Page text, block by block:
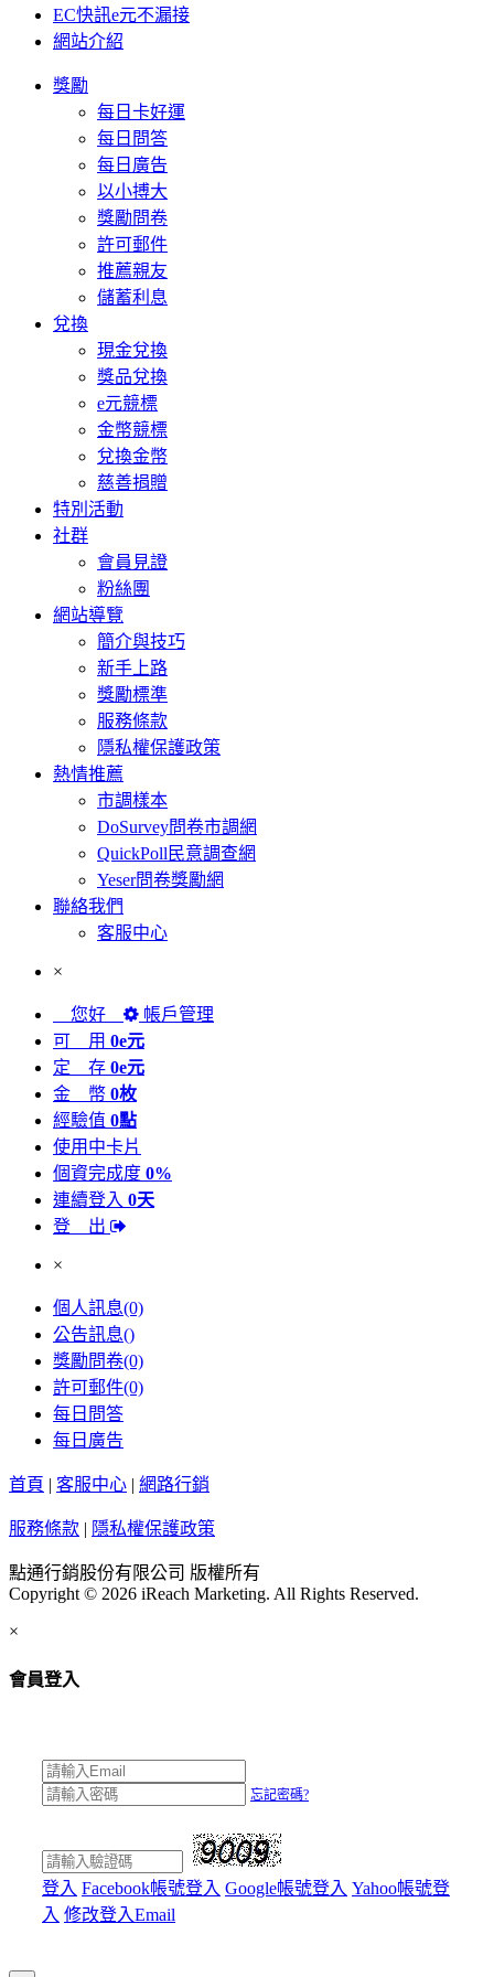
EC快訊e元不漏接
網站介紹
獎勵
每日卡好運
每日問答
每日廣告
以小搏大
獎勵問卷
許可郵件
推薦親友
儲蓄利息
兌換
現金兌換
獎品兌換
e元競標
金幣競標
兌換金幣
慈善捐贈
特別活動
社群
會員見證
粉絲團
網站導覽
簡介與技巧
新手上路
獎勵標準
服務條款
隱私權保護政策
熱情推薦
市調樣本
DoSurvey問卷市調網
QuickPoll民意調查網
Yeser問卷獎勵網
聯絡我們
客服中心
×
您好
帳戶管理
可 用 0e元
定 存 0e元
金 幣 0枚
經驗值 0點
使用中卡片
個資完成度 0%
連續登入 0天
登 出
×
個人訊息(0)
公告訊息()
獎勵問卷(0)
許可郵件(0)
每日問答
每日廣告
首頁 | 客服中心 | 網路行銷
服務條款 | 隱私權保護政策
點通行銷股份有限公司 版權所有
Copyright © 2026 iReach Marketing. All Rights Reserved.
×
會員登入
忘記密碼?
登入 Facebook帳號登入 Google帳號登入 Yahoo帳號登
入 修改登入Email